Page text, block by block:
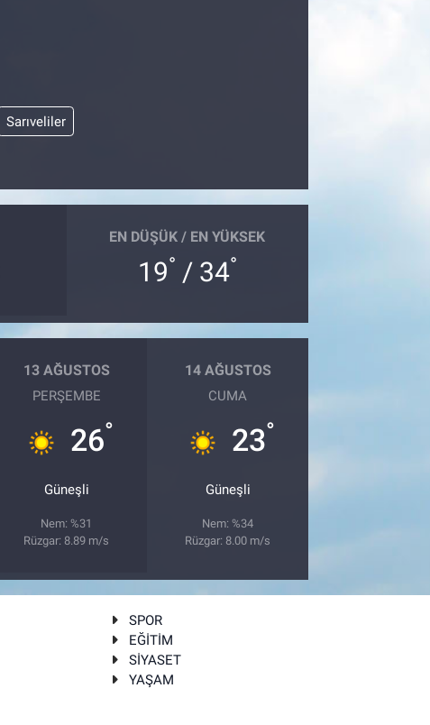
Sarıveliler
EN DÜŞÜK / EN YÜKSEK
19° / 34°
13 AĞUSTOS
PERŞEMBE
26°
Güneşli
Nem: %31
Rüzgar: 8.89 m/s
14 AĞUSTOS
CUMA
23°
Güneşli
Nem: %34
Rüzgar: 8.00 m/s
SPOR
EĞİTİM
SİYASET
YAŞAM